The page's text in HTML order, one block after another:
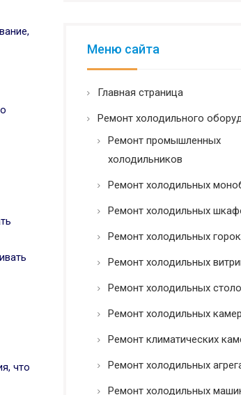
что
о
с
т
О
и
о
ь
Меню сайта
Главная страница
Ремонт холодильного
Ремонт промышленных
холодильников
Ремонт холодильных
Ремонт холодильных
Ремонт холодильных горок
Ремонт холодильных
Ремонт холодильных
Ремонт холодильных камер
Ремонт климатических
Ремонт холодильных
Ремонт холодильных